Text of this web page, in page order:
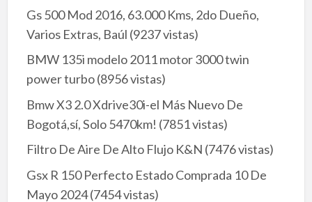
Gs 500 Mod 2016, 63.000 Kms, 2do Dueño,
Varios Extras, Baúl (9237 vistas)
BMW 135i modelo 2011 motor 3000 twin
power turbo(8956 vistas)
Bmw X3 2.0 Xdrive30i-el Más Nuevo De
Bogotá,sí, Solo 5470km! (7851 vistas)
Filtro De Aire De Alto Flujo K&N (7476 vistas)
Gsx R 150 Perfecto Estado Comprada 10 De
Mayo 2024(7454 vistas)